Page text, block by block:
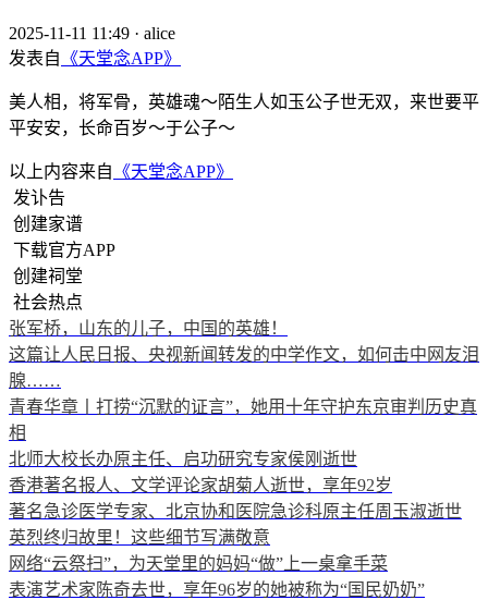
2025-11-11 11:49 · alice
发表自 《天堂念APP》
美人相，将军骨，英雄魂～陌生人如玉公子世无双，来世要平
平安安，长命百岁～于公子～
以上内容来自 《天堂念APP》
发讣告
创建家谱
下载官方APP
创建祠堂
社会热点
张军桥，山东的儿子，中国的英雄！
这篇让人民日报、央视新闻转发的中学作文，如何击中网友泪
腺……
青春华章丨打捞“沉默的证言”，她用十年守护东京审判历史真
相
北师大校长办原主任、启功研究专家侯刚逝世
香港著名报人、文学评论家胡菊人逝世，享年92岁
著名急诊医学专家、北京协和医院急诊科原主任周玉淑逝世
英烈终归故里！这些细节写满敬意
网络“云祭扫”，为天堂里的妈妈“做”上一桌拿手菜
表演艺术家陈奇去世，享年96岁的她被称为“国民奶奶”